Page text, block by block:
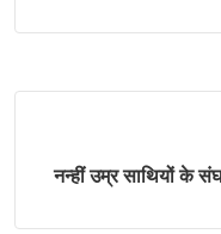
नन्हीं उम्र साथियों के